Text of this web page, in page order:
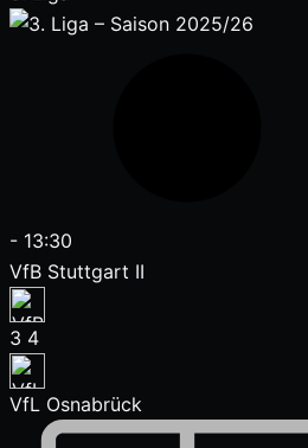
- 13:30
VfB Stuttgart II
3 4
VfL Osnabrück